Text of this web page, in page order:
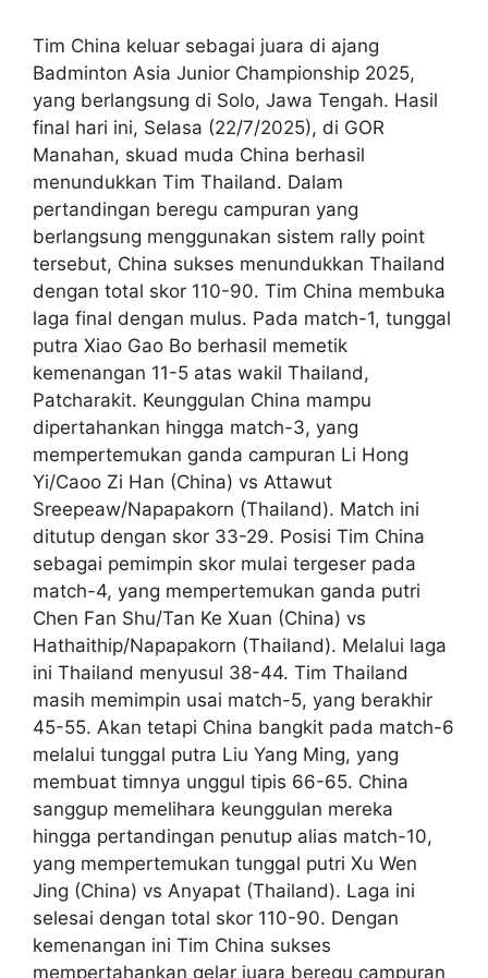
Tim China keluar sebagai juara di ajang
Badminton Asia Junior Championship 2025,
yang berlangsung di Solo, Jawa Tengah. Hasil
final hari ini, Selasa (22/7/2025), di GOR
Manahan, skuad muda China berhasil
menundukkan Tim Thailand. Dalam
pertandingan beregu campuran yang
berlangsung menggunakan sistem rally point
tersebut, China sukses menundukkan Thailand
dengan total skor 110-90. Tim China membuka
laga final dengan mulus. Pada match-1, tunggal
putra Xiao Gao Bo berhasil memetik
kemenangan 11-5 atas wakil Thailand,
Patcharakit. Keunggulan China mampu
dipertahankan hingga match-3, yang
mempertemukan ganda campuran Li Hong
Yi/Caoo Zi Han (China) vs Attawut
Sreepeaw/Napapakorn (Thailand). Match ini
ditutup dengan skor 33-29. Posisi Tim China
sebagai pemimpin skor mulai tergeser pada
match-4, yang mempertemukan ganda putri
Chen Fan Shu/Tan Ke Xuan (China) vs
Hathaithip/Napapakorn (Thailand). Melalui laga
ini Thailand menyusul 38-44. Tim Thailand
masih memimpin usai match-5, yang berakhir
45-55. Akan tetapi China bangkit pada match-6
melalui tunggal putra Liu Yang Ming, yang
membuat timnya unggul tipis 66-65. China
sanggup memelihara keunggulan mereka
hingga pertandingan penutup alias match-10,
yang mempertemukan tunggal putri Xu Wen
Jing (China) vs Anyapat (Thailand). Laga ini
selesai dengan total skor 110-90. Dengan
kemenangan ini Tim China sukses
mempertahankan gelar juara beregu campuran